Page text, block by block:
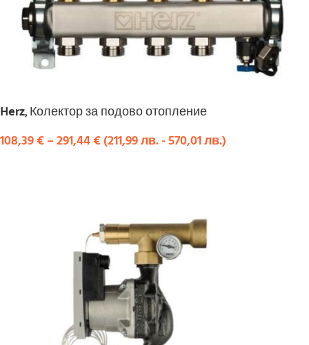
Herz, Колектор за подово отопление
108,39€–291,44€(211,99лв.-570,01лв.)